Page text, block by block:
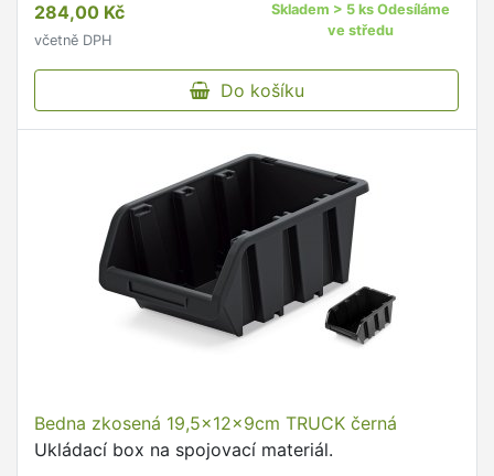
domácnosti.
284,00 Kč
včetně DPH
Skladem > 5 ks Odesíláme
ve středu
Do košíku
Bedna zkosená 19,5x12x9cm TRUCK černá
Ukládací box na spojovací materiál.